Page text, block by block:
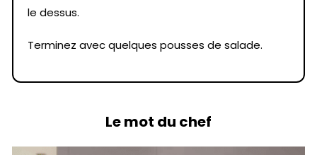
le dessus.
Terminez avec quelques pousses de salade.
Le mot du chef